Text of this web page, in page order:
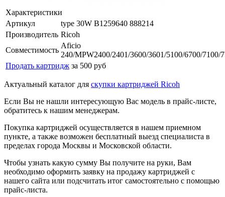
Характеристики
Артикул
type 30W B1259640 888214
Производитель Ricoh
Совместимость
Aficio
240/MPW2400/2401/3600/3601/5100/6700/7100/
Продать картридж за 500 руб
Актуальный каталог для скупки картриджей Ricoh
Если Вы не нашли интересующую Вас модель в прайс-листе,
обратитесь к нашим менеджерам.
Покупка картриджей осуществляется в нашем приемном
пункте, а также возможен бесплатный выезд специалиста в
пределах города Москвы и Московской области.
Чтобы узнать какую сумму Вы получите на руки, Вам
необходимо оформить заявку на продажу картриджей с
нашего сайта или подсчитать итог самостоятельно с помощью
прайс-листа.